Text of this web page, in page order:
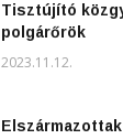
Tisztújító
polgárőrök
2023.11.12.